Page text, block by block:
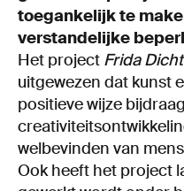
toegankelijk te
verstandelijke
Het project Frida
uitgewezen dat kunst
positieve wijze
welbevinden van
Ook heeft het project